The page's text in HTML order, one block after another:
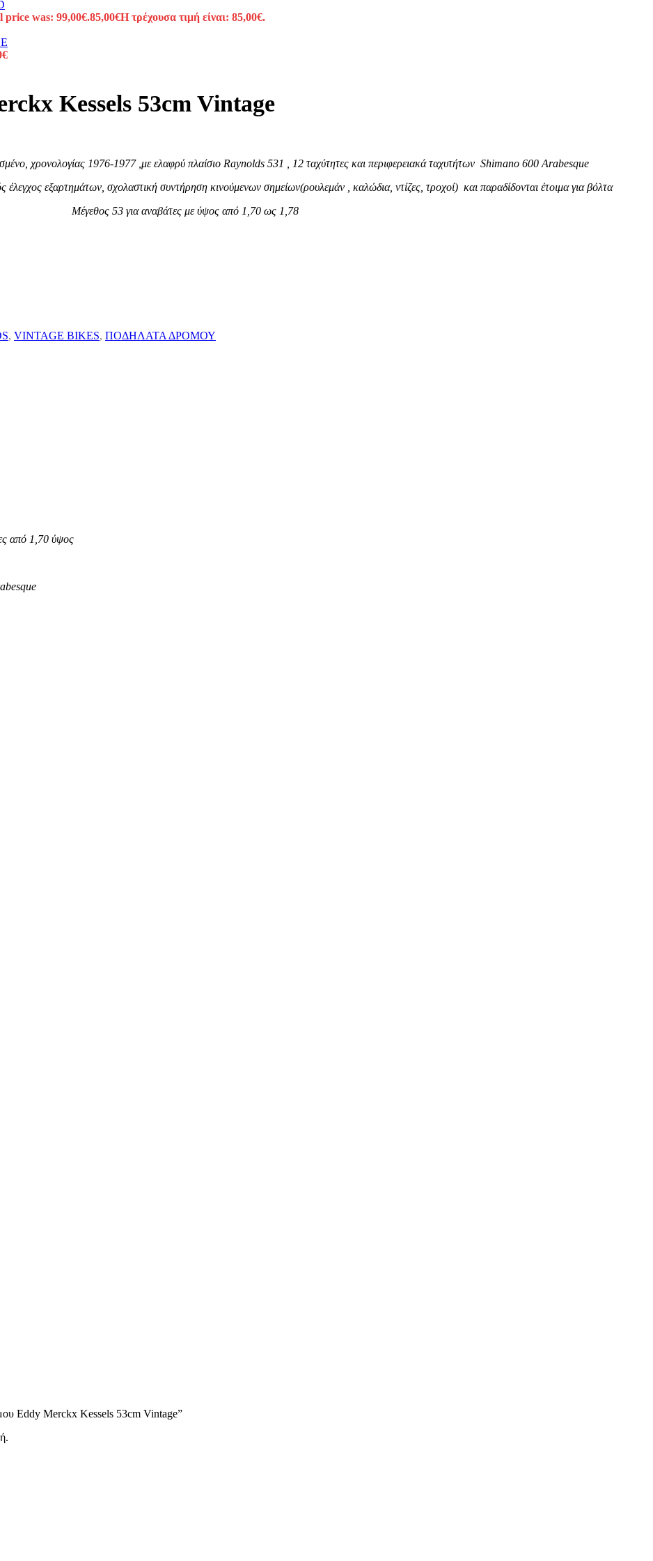
price was: 99,00€.85,00€Η τρέχουσα τιμή είναι: 85,00€.
€
Kessels 53cm Vintage
χρονολογίας 1976-1977 ,με ελαφρύ πλαίσιο Raynolds 531 , 12 ταχύτητες και περιφερειακά ταχυτήτων Shimano 600 Arabesque
έλεγχος εξαρτημάτων, σχολαστική συντήρηση κινούμενων σημείων(ρουλεμάν , καλώδια, ντίζες, τροχοί) και παραδίδονται έτοιμα για βόλτα
Μέγεθος 53 για αναβάτες με ύψος από 1,70 ως 1,78
, VINTAGE BIKES, ΠΟΔΗΛΑΤΑ ΔΡΟΜΟΥ
από 1,70 ύψος
Eddy Merckx Kessels 53cm Vintage”